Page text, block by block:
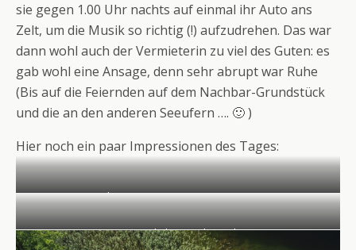
sie gegen 1.00 Uhr nachts auf einmal ihr Auto ans
Zelt, um die Musik so richtig (!) aufzudrehen. Das war
dann wohl auch der Vermieterin zu viel des Guten: es
gab wohl eine Ansage, denn sehr abrupt war Ruhe
(Bis auf die Feiernden auf dem Nachbar-Grundstück
und die an den anderen Seeufern …. 🙂 )
Hier noch ein paar Impressionen des Tages:
die ganze eigene Driving Range
Der Jungs liebster Arbeitsplatz